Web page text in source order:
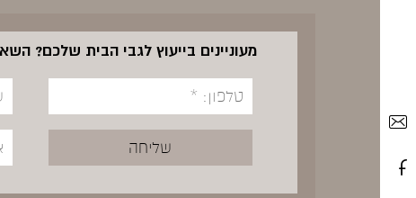
מעוניינים בייעוץ לגבי הבית שלכם?